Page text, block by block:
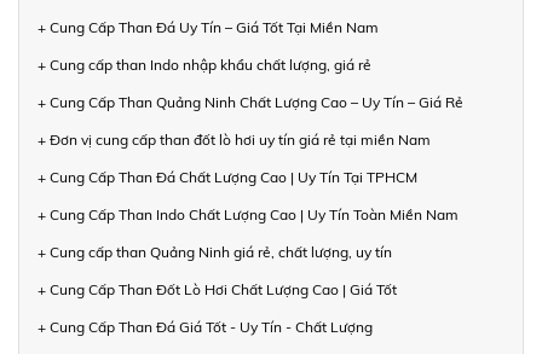
+ Cung Cấp Than Đá Uy Tín – Giá Tốt Tại Miền Nam
+ Cung cấp than Indo nhập khẩu chất lượng, giá rẻ
+ Cung Cấp Than Quảng Ninh Chất Lượng Cao – Uy Tín – Giá Rẻ
+ Đơn vị cung cấp than đốt lò hơi uy tín giá rẻ tại miền Nam
+ Cung Cấp Than Đá Chất Lượng Cao | Uy Tín Tại TPHCM
+ Cung Cấp Than Indo Chất Lượng Cao | Uy Tín Toàn Miền Nam
+ Cung cấp than Quảng Ninh giá rẻ, chất lượng, uy tín
+ Cung Cấp Than Đốt Lò Hơi Chất Lượng Cao | Giá Tốt
+ Cung Cấp Than Đá Giá Tốt - Uy Tín - Chất Lượng